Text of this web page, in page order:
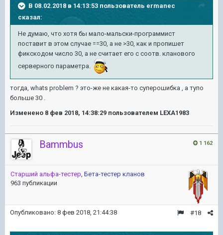
В 08.02.2018 в 14:13:53 пользователь ermanec
сказал:
Не думаю, что хотя бы мало-мальски-программист
поставит в этом случае ==30, а не >30, как и пропишет
фикскодом число 30, а не считает его с соотв. кланового
серверного параметра.
тогда, whats problem ? это-же не какая-то суперошибка , а тупо
больше 30 .
Изменено 8 фев 2018, 14:38:29 пользователем LEXA1983
1 162
Bammbus
Старший альфа-тестер, Бета-тестер кланов
963 публикации
#18
Опубликовано: 8 фев 2018, 21:44:38